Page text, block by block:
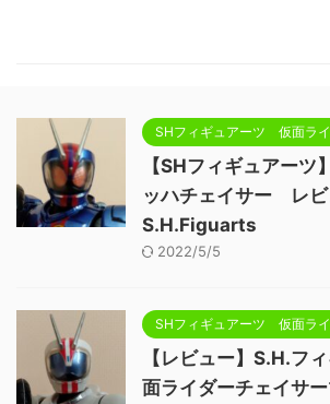
SHフィギュアーツ 仮面ラ
【SHフィギュアーツ
ッハチェイサー レ
S.H.Figuarts
2022/5/5
SHフィギュアーツ 仮面ラ
【レビュー】S.H.フ
面ライダーチェイサ